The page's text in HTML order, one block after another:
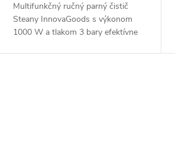
Multifunkčný ručný parný čistič
Steany InnovaGoods s výkonom
1000 W a tlakom 3 bary efektívne